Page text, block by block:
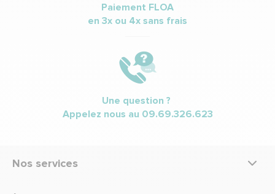
Paiement FLOA
en 3x ou 4x sans frais
Une question ?
Appelez nous au 09.69.326.623
Nos services